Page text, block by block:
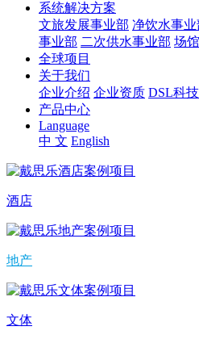
系统解决方案
文旅发展事业部 净饮水事业
事业部 二次供水事业部 场
全球项目
关于我们
企业介绍 企业资质 DSL科
产品中心
Language
中 文 English
酒店
地产
文体